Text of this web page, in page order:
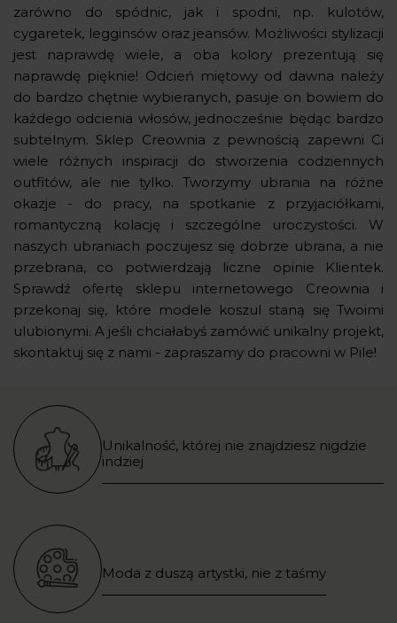
zarówno do spódnic, jak i spodni, np. kulotów,
cygaretek, legginsów oraz jeansów. Możliwości stylizacji
jest naprawdę wiele, a oba kolory prezentują się
naprawdę pięknie! Odcień miętowy od dawna należy
do bardzo chętnie wybieranych, pasuje on bowiem do
każdego odcienia włosów, jednocześnie będąc bardzo
subtelnym. Sklep Creownia z pewnością zapewni Ci
wiele różnych inspiracji do stworzenia codziennych
outfitów, ale nie tylko. Tworzymy ubrania na różne
okazje - do pracy, na spotkanie z przyjaciółkami,
romantyczną kolację i szczególne uroczystości. W
naszych ubraniach poczujesz się dobrze ubrana, a nie
przebrana, co potwierdzają liczne opinie Klientek.
Sprawdź ofertę sklepu internetowego Creownia i
przekonaj się, które modele koszul staną się Twoimi
ulubionymi. A jeśli chciałabyś zamówić unikalny projekt,
skontaktuj się z nami - zapraszamy do pracowni w Pile!
Unikalność, której nie znajdziesz nigdzie
indziej
Moda z duszą artystki, nie z taśmy